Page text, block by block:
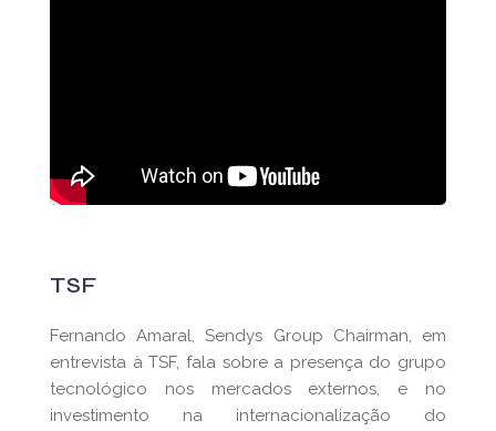
TSF
Fernando Amaral, Sendys Group Chairman, em
entrevista à TSF, fala sobre a presença do grupo
tecnológico nos mercados externos, e no
investimento na internacionalização do